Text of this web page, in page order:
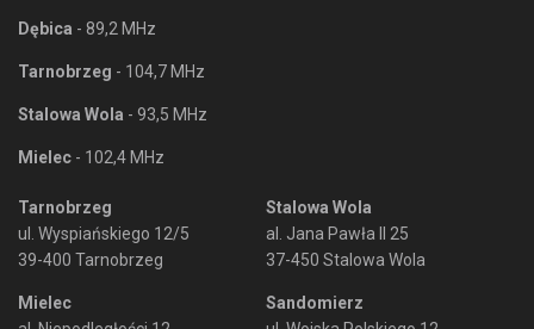
Dębica - 89,2 MHz
Tarnobrzeg - 104,7 MHz
Stalowa Wola - 93,5 MHz
Mielec - 102,4 MHz
Tarnobrzeg
ul. Wyspiańskiego 12/5
39-400 Tarnobrzeg
Mielec
Stalowa Wola
al. Jana Pawła II 25
37-450 Stalowa Wola
Sandomierz